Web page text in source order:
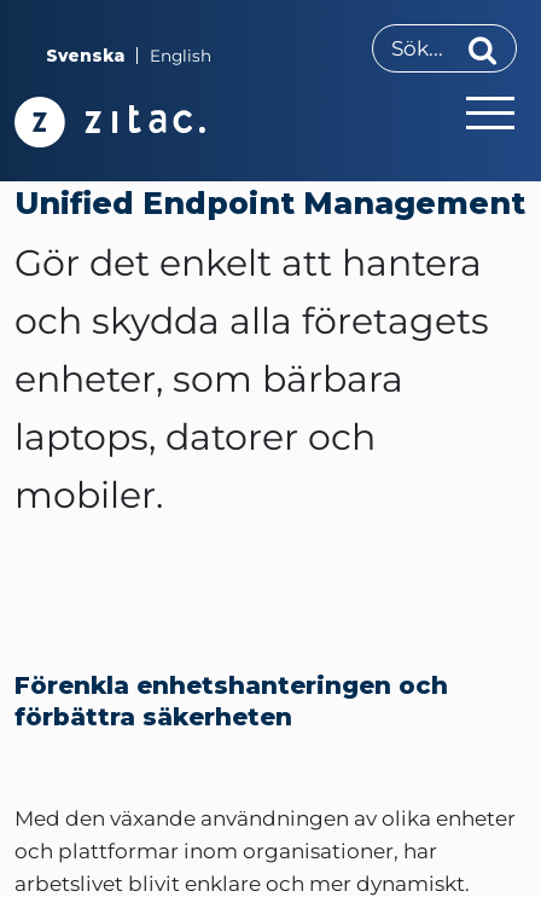
Svenska English
Unified Endpoint Management
Gör det enkelt att hantera
och skydda alla företagets
enheter, som bärbara
laptops, datorer och
mobiler.
Förenkla enhetshanteringen och
förbättra säkerheten
Med den växande användningen av olika enheter
och plattformar inom organisationer, har
arbetslivet blivit enklare och mer dynamiskt.